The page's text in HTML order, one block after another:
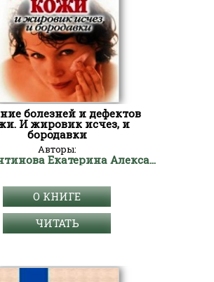
болезней и дефектов
И жировик исчез, и
бородавки
Авторы:
Константинова Екатерина Александровна
О КНИГЕ
ЧИТАТЬ